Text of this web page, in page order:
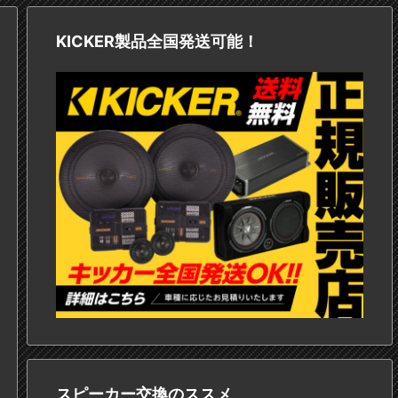
KICKER製品全国発送可能！
スピーカー交換のススメ